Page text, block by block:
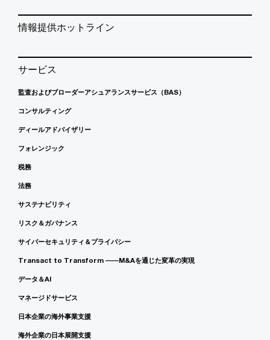
情報提供ホットライン
サービス
監査およびブローダーアシュアランスサービス（BAS）
コンサルティング
ディールアドバイザリー
フォレンジック
税務
法務
サステナビリティ
リスク＆ガバナンス
サイバーセキュリティ＆プライバシー
Transact to Transform ――M&Aを通じた変革の実現
データ＆AI
マネージドサービス
日本企業の海外事業支援
海外企業の日本展開支援